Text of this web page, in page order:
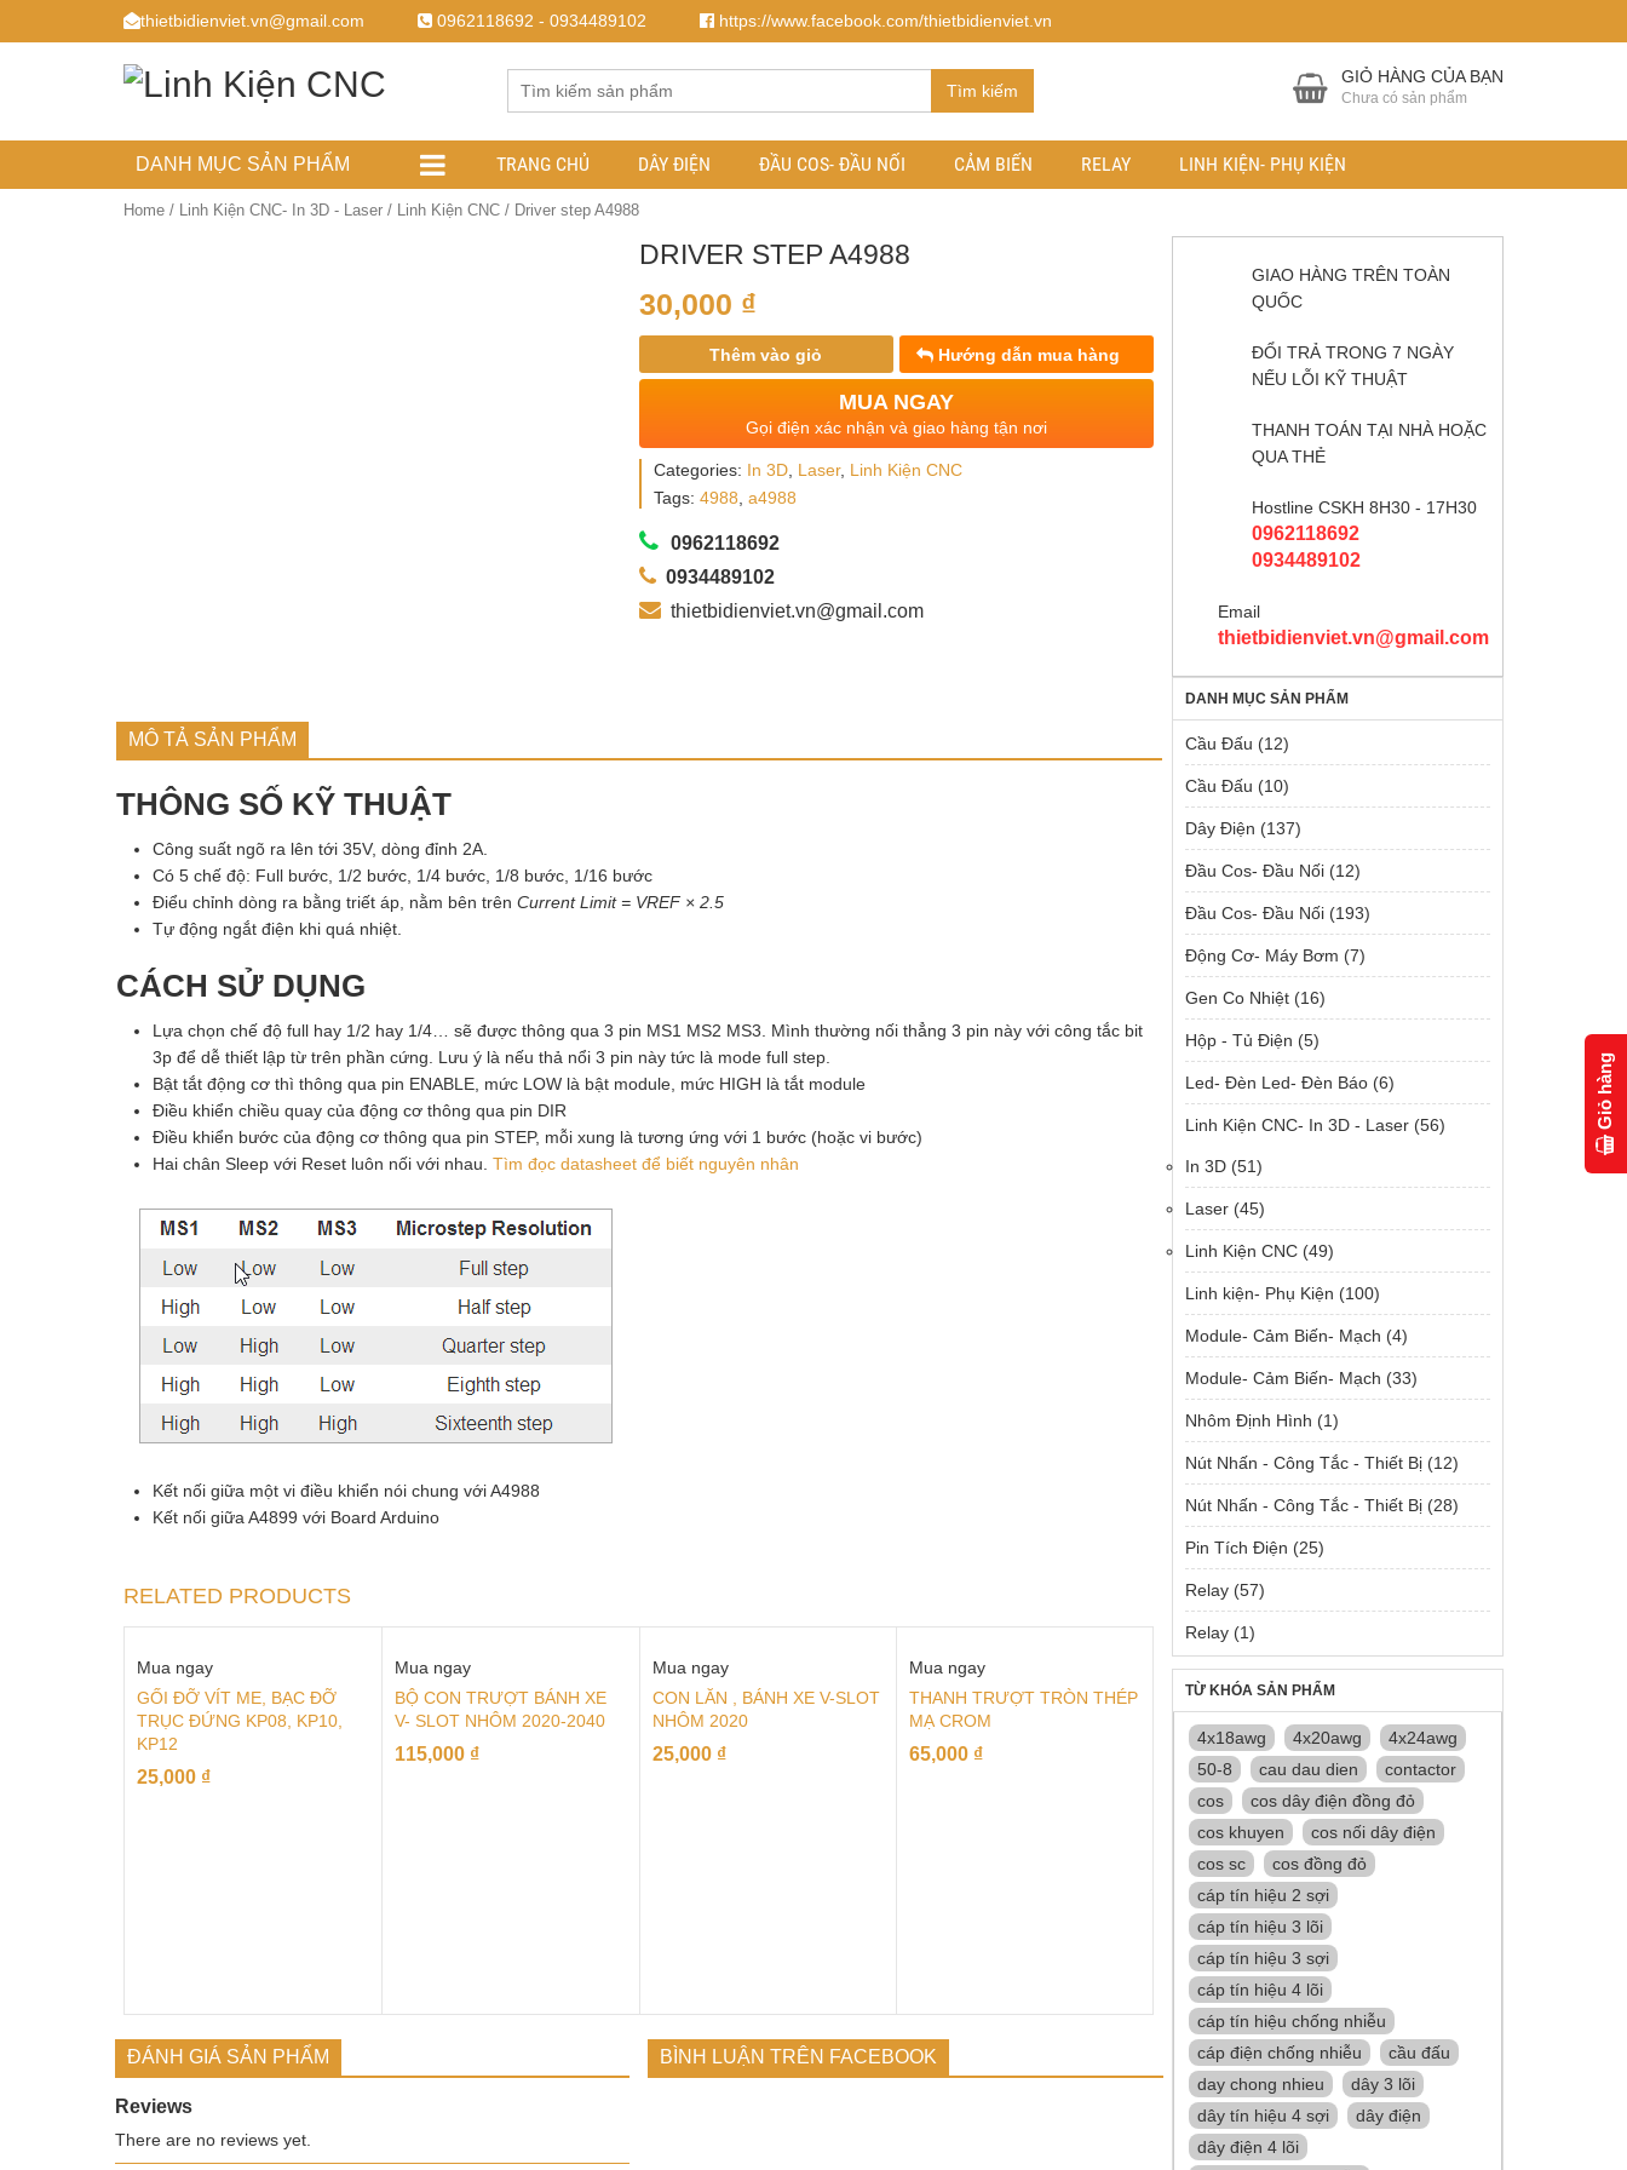
thietbidienviet.vn@gmail.com 0962118692 - 0934489102 https://www.facebook.com/thietbidienviet.vn
Tìm kiếm
GIỎ HÀNG CỦA BẠN
Chưa có sản phẩm
DANH MỤC SẢN PHẨM TRANG CHỦ DÂY ĐIỆN ĐẦU COS- ĐẦU NỐI CẢM BIẾN RELAY LINH KIỆN- PHỤ KIỆN
Home / Linh Kiện CNC- In 3D - Laser / Linh Kiện CNC / Driver step A4988
DRIVER STEP A4988
30,000 ₫
Thêm vào giỏ Hướng dẫn mua hàng
MUA NGAY
Gọi điện xác nhận và giao hàng tận nơi
Categories: In 3D, Laser, Linh Kiện CNC
Tags: 4988 a4988
0962118692
0934489102
thietbidienviet.vn@gmail.com
MÔ TẢ SẢN PHẨM
THÔNG SỐ KỸ THUẬT
Công suất ngõ ra lên tới 35V, dòng đỉnh 2A.
Có 5 chế độ: Full bước, 1/2 bước, 1/4 bước, 1/8 bước, 1/16 bước
Điểu chỉnh dòng ra bằng triết áp, nằm bên trên Current Limit = VREF × 2.5
Tự động ngắt điện khi quá nhiệt.
CÁCH SỬ DỤNG
Lựa chọn chế độ full hay 1/2 hay 1/4… sẽ được thông qua 3 pin MS1 MS2 MS3. Mình thường nối thẳng 3 pin này với công tắc bit
3p để dễ thiết lập từ trên phần cứng. Lưu ý là nếu thả nổi 3 pin này tức là mode full step.
Bật tắt động cơ thì thông qua pin ENABLE, mức LOW là bật module, mức HIGH là tắt module
Điều khiển chiều quay của động cơ thông qua pin DIR
Điều khiển bước của động cơ thông qua pin STEP, mỗi xung là tương ứng với 1 bước (hoặc vi bước)
Hai chân Sleep với Reset luôn nối với nhau. Tìm đọc datasheet để biết nguyên nhân
Kết nối giữa một vi điều khiển nói chung với A4988
Kết nối giữa A4899 với Board Arduino
RELATED PRODUCTS
Mua ngay
GỐI ĐỠ VÍT ME, BẠC ĐỠ
TRỤC ĐỨNG KP08, KP10,
KP12
25,000 ₫
Mua ngay
BỘ CON TRƯỢT BÁNH XE
V- SLOT NHÔM 2020-2040
115,000 ₫
Mua ngay
CON LĂN , BÁNH XE V-SLOT
NHÔM 2020
25,000 ₫
Mua ngay
THANH TRƯỢT TRÒN THÉP
MẠ CROM
65,000 ₫
ĐÁNH GIÁ SẢN PHẨM
Reviews
There are no reviews yet.
BÌNH LUẬN TRÊN FACEBOOK
GIAO HÀNG TRÊN TOÀN
QUỐC
ĐỔI TRẢ TRONG 7 NGÀY
NẾU LỖI KỸ THUẬT
THANH TOÁN TẠI NHÀ HOẶC
QUA THẺ
Hostline CSKH 8H30 - 17H30
0962118692
0934489102
Email
thietbidienviet.vn@gmail.com
DANH MỤC SẢN PHẨM
Cầu Đấu (12)
Cầu Đấu (10)
Dây Điện (137)
Đầu Cos- Đầu Nối (12)
Đầu Cos- Đầu Nối (193)
Động Cơ- Máy Bơm (7)
Gen Co Nhiệt (16)
Hộp - Tủ Điện (5)
Led- Đèn Led- Đèn Báo (6)
Linh Kiện CNC- In 3D - Laser (56)
In 3D (51)
Laser (45)
Linh Kiện CNC (49)
Linh kiện- Phụ Kiện (100)
Module- Cảm Biến- Mạch (4)
Module- Cảm Biến- Mạch (33)
Nhôm Định Hình (1)
Nút Nhấn - Công Tắc - Thiết Bị (12)
Nút Nhấn - Công Tắc - Thiết Bị (28)
Pin Tích Điện (25)
Relay (57)
Relay (1)
TỪ KHÓA SẢN PHẨM
4x18awg 4x20awg
4x24awg
50-8
cau dau dien
contactor
cos
cos dây điện đồng đỏ
cos khuyen
cos nối dây điện
cos sc
cos đồng đỏ
cáp tín hiệu 2 sợi
cáp tín hiệu 3 lõi
cáp tín hiệu 3 sợi
cáp tín hiệu 4 lõi
cáp tín hiệu chống nhiễu
cáp điện chống nhiễu
cầu đấu
day chong nhieu
dây 3 lõi
dây tín hiệu 4 sợi
dây điện
dây điện 4 lõi
Giỏ hàng